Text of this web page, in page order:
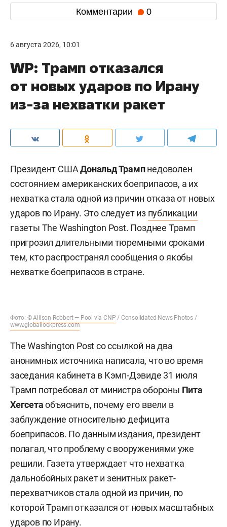
Комментарии 0
6 августа 2026, 10:01
WP: Трамп отказался
от новых ударов по Ирану
из-за нехватки ракет
Президент СШАДональд Трампнедоволен
состоянием американских боеприпасов, а их
нехватка стала одной из причин отказа от новых
ударов по Ирану. Это следует из публикации
газеты The Washington Post. Позднее Трамп
пригрозил длительными тюремными сроками
тем, кто распространял сообщения о якобы
нехватке боеприпасов в стране.
Фото: ©Allison Robbert — Pool via CNP / Consolidated News Photos /
www.globallookpress.com
The Washington Post со ссылкой на два
анонимных источника написала, что во время
заседания кабинета в Кэмп-Дэвиде 31 июля
Трамп потребовал от министра обороны Пита
Хегсетаобъяснить, почему его ввели в
заблуждение относительно дефицита
боеприпасов. По данным издания, президент
полагал, что проблему с вооружениями уже
решили. Газета утверждает что нехватка
дальнобойных ракет и зенитных ракет-
перехватчиков стала одной из причин, по
которой Трамп отказался от новых масштабных
ударов по Ирану.